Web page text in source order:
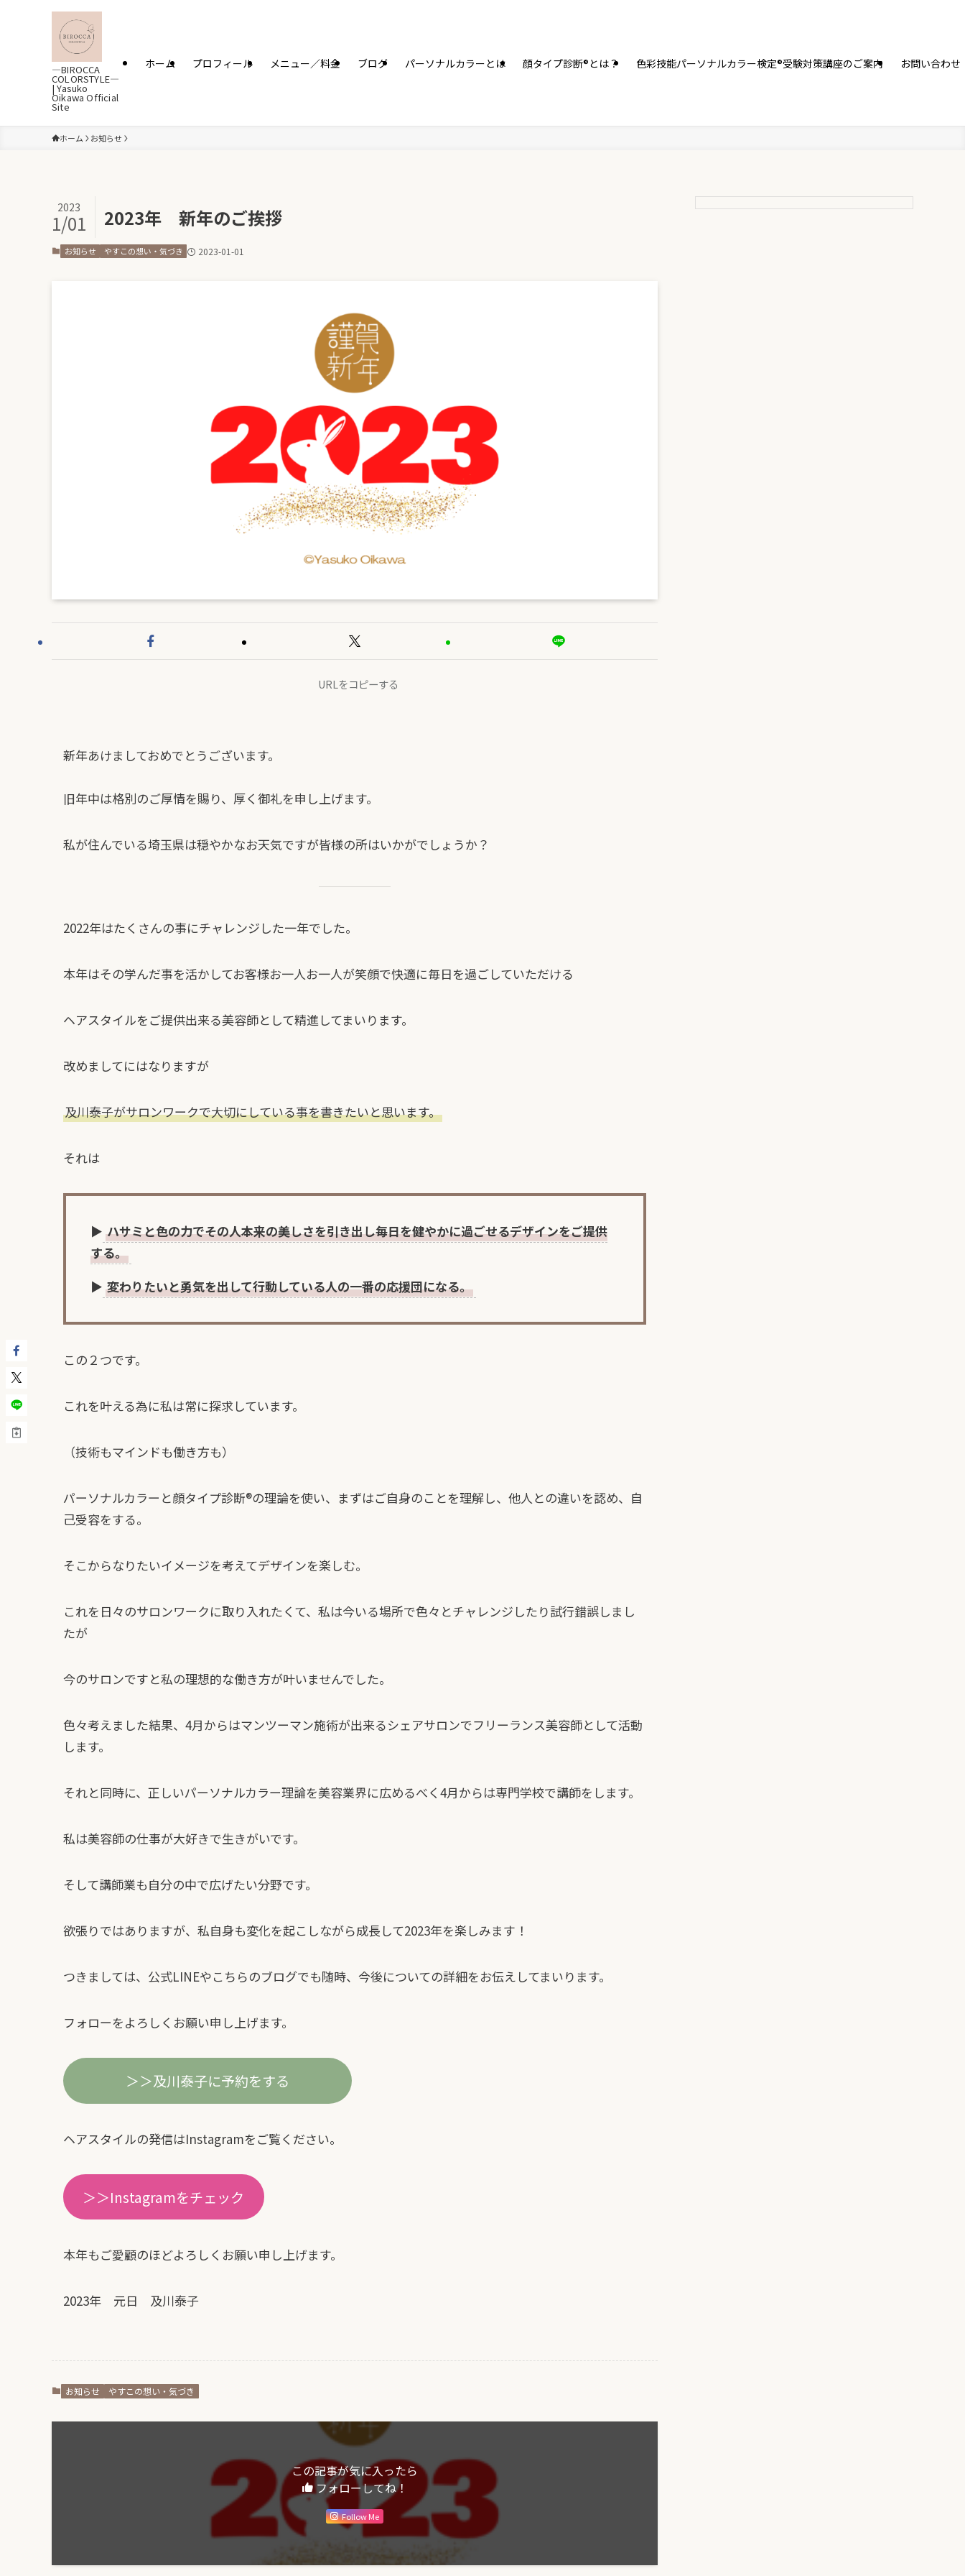
―BIROCCA
COLORSTYLE―
| Yasuko
Oikawa Official
Site
ホーム プロフィール メニュー／料金 ブログ パーソナルカラーとは 顔タイプ診断®とは？ 色彩技能パーソナルカラー検定®受験対策講座のご案内 お問い合わせ
ホーム お知らせ
2023年 新年のご挨拶
2023
1/01
お知らせ やすこの想い・気づき 2023-01-01
URLをコピーする
新年あけましておめでとうございます。
旧年中は格別のご厚情を賜り、厚く御礼を申し上げます。
私が住んでいる埼玉県は穏やかなお天気ですが皆様の所はいかがでしょうか？
2022年はたくさんの事にチャレンジした一年でした。
本年はその学んだ事を活かしてお客様お一人お一人が笑顔で快適に毎日を過ごしていただける
ヘアスタイルをご提供出来る美容師として精進してまいります。
改めましてにはなりますが
及川泰子がサロンワークで大切にしている事を書きたいと思います。
それは
▶ ハサミと色の力でその人本来の美しさを引き出し毎日を健やかに過ごせるデザインをご提供
する。
▶ 変わりたいと勇気を出して行動している人の一番の応援団になる。
この２つです。
これを叶える為に私は常に探求しています。
（技術もマインドも働き方も）
パーソナルカラーと顔タイプ診断®︎の理論を使い、まずはご自身のことを理解し、他人との違いを認め、自
己受容をする。
そこからなりたいイメージを考えてデザインを楽しむ。
これを日々のサロンワークに取り入れたくて、私は今いる場所で色々とチャレンジしたり試行錯誤しまし
たが
今のサロンですと私の理想的な働き方が叶いませんでした。
色々考えました結果、4月からはマンツーマン施術が出来るシェアサロンでフリーランス美容師として活動
します。
それと同時に、正しいパーソナルカラー理論を美容業界に広めるべく4月からは専門学校で講師をします。
私は美容師の仕事が大好きで生きがいです。
そして講師業も自分の中で広げたい分野です。
欲張りではありますが、私自身も変化を起こしながら成長して2023年を楽しみます！
つきましては、公式LINEやこちらのブログでも随時、今後についての詳細をお伝えしてまいります。
フォローをよろしくお願い申し上げます。
＞＞及川泰子に予約をする
ヘアスタイルの発信はInstagramをご覧ください。
＞＞Instagramをチェック
本年もご愛顧のほどよろしくお願い申し上げます。
2023年 元日 及川泰子
お知らせ やすこの想い・気づき
この記事が気に入ったら
フォローしてね！
Follow Me